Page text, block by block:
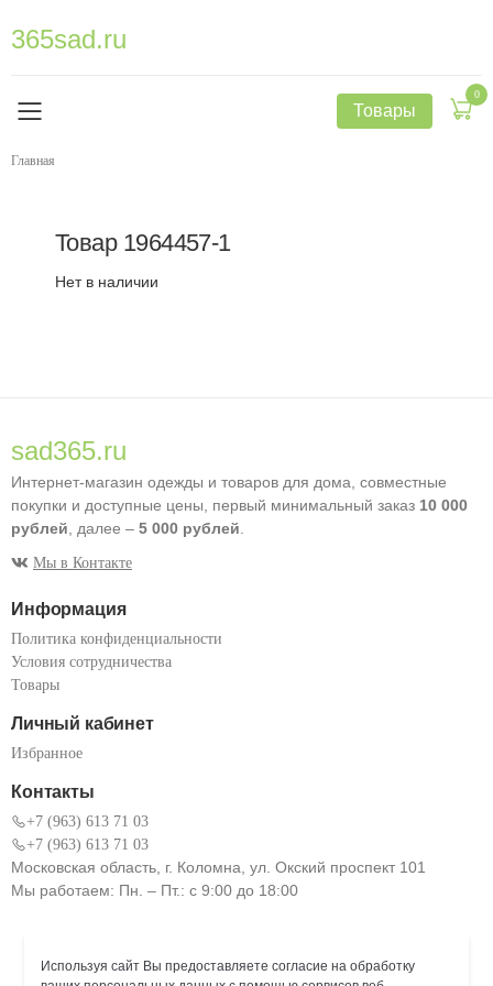
365sad.ru
Товары
0
Главная
Товар 1964457-1
Нет в наличии
sad365.ru
Интернет-магазин одежды и товаров для дома, совместные
покупки и доступные цены, первый минимальный заказ 10 000
рублей , далее – 5 000 рублей
Мы в Контакте
Информация
Политика конфиденциальности
Условия сотрудничества
Товары
Личный кабинет
Избранное
Контакты
+7 (963) 613 71 03
+7 (963) 613 71 03
Московская область, г. Коломна, ул. Окский проспект 101
Мы работаем: Пн. – Пт.: с 9:00 до 18:00
Используя сайт Вы предоставляете согласие на обработку